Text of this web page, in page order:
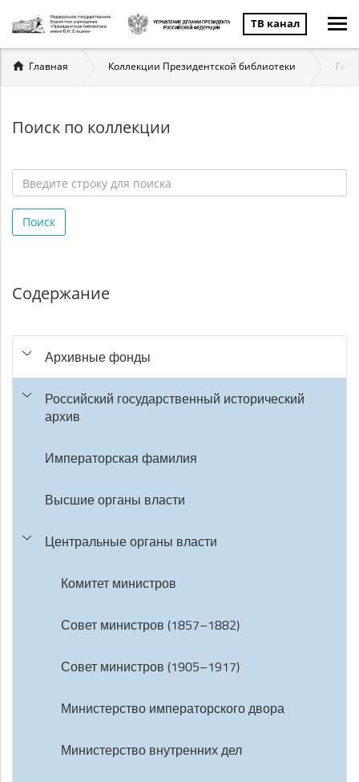
ТВ канал
Вы
здесь
Главная Коллекции Президентской библиотеки
Поиск по коллекции
строку
для
Поиск
Содержание
Архивные фонды
Российский государственный исторический
архив
Императорская фамилия
Высшие органы власти
Центральные органы власти
Комитет министров
Совет министров (1857–1882)
Совет министров (1905–1917)
Министерство императорского двора
Министерство внутренних дел